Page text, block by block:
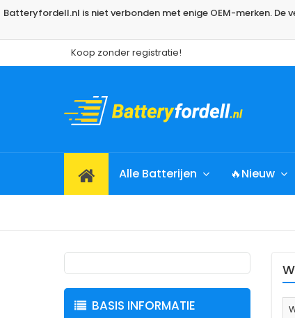
Batteryfordell.nl is niet verbonden met enige OEM-merken.
Koop zonder registratie!
Alle Batterijen 🔥Nieuw
BASIS INFORMATIE